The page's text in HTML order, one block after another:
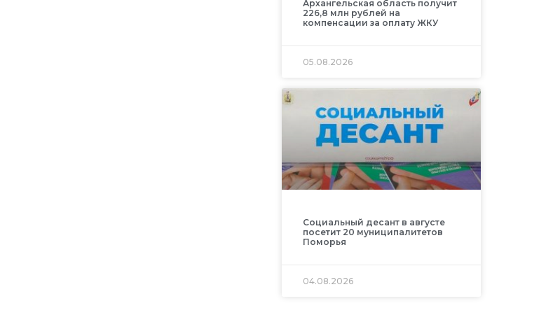
Архангельская область получит
226,8 млн рублей на
компенсации за оплату ЖКУ
05.08.2026
Социальный десант в августе
посетит 20 муниципалитетов
Поморья
04.08.2026